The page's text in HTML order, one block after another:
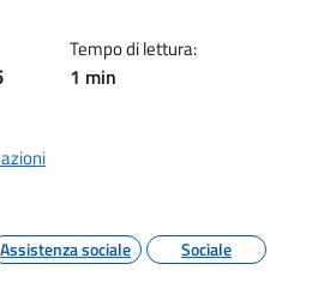
Tempo di lettura:
1 min
Assistenza sociale Sociale